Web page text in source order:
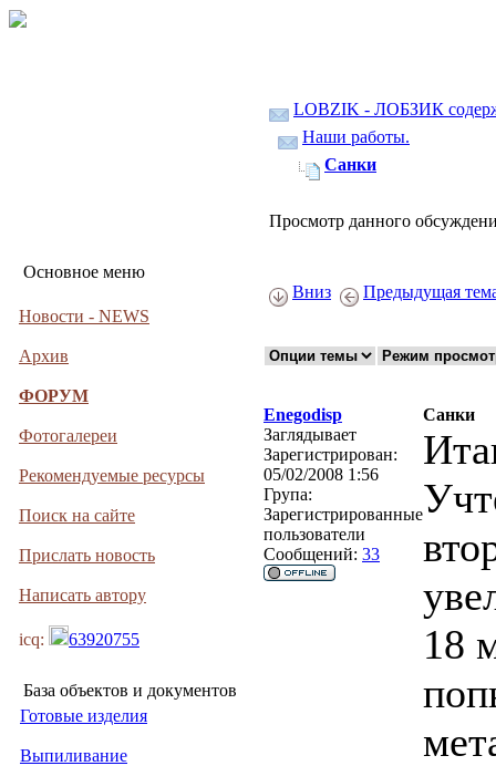
Основное меню
Новости - NEWS
Архив
ФОРУМ
Фотогалереи
Рекомендуемые ресурсы
Поиск на сайте
Прислать новость
Написать автору
icq: 63920755
База объектов и документов
Готовые изделия
Выпиливание
LOBZIK - ЛОБЗИК
Наши работы.
Санки
Просмотр данного
Вниз Предыдущая
Enegodisp
Санки
Заглядывает
Зарегистрирован:
05/02/2008 1:56
Група:
Зарегистрированные
пользователи
Сообщений: 33
18